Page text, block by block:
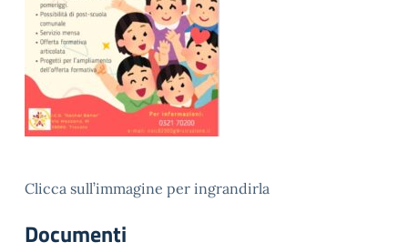
Clicca sull’immagine per ingrandirla
Documenti